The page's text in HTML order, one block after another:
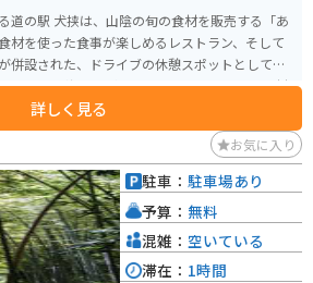
道の駅 犬挟は、山陰の旬の食材を販売する「あ
材を使った食事が楽しめるレストラン、そして
併設された、ドライブの休憩スポットとして最
す。レストランでは、地元産の猪肉を使った猪
親子丼などが人気メニューです。また、温泉施
呂やサウナ、岩盤浴などがあり、ドライブの疲
れる場合、道の駅には
ているので安心です。鳥取県は、日本海沿岸を
山間部を走るワインディングロードなど、バイ
くさんあります。道の駅 犬挟を拠点に、鳥取県
を楽しんでみてはいかがでしょうか。
詳しく見る
お気に入り
駐車： 駐車場あり
予算： 無料
混雑： 空いている
滞在： 1時間